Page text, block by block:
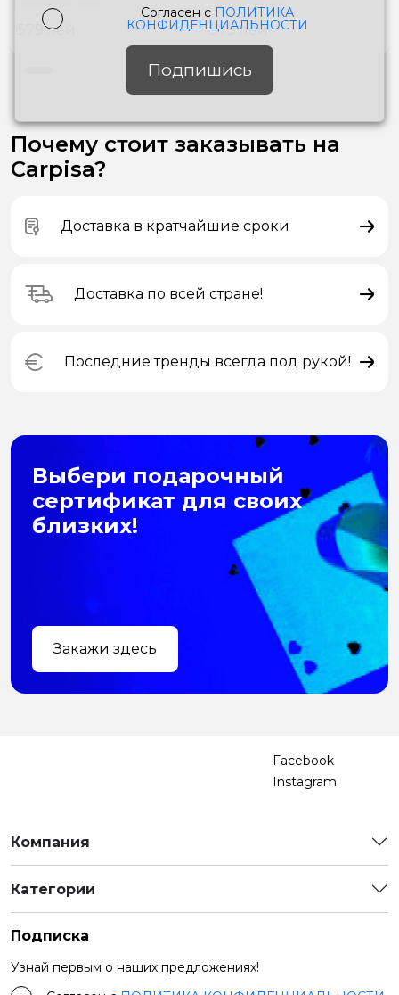
579лей 579лей
Почему стоит заказывать на
Carpisa?
Доставка в кратчайшие сроки
Доставка по всей стране!
Последние тренды всегда под рукой!
Выбери подарочный
сертификат для своих
близких!
Закажи здесь
Facebook
Instagram
Компания
Категории
Подписка
Узнай первым о наших предложениях!
Согласен с ПОЛИТИКА
КОНФИДЕНЦИАЛЬНОСТИ
Подпишись